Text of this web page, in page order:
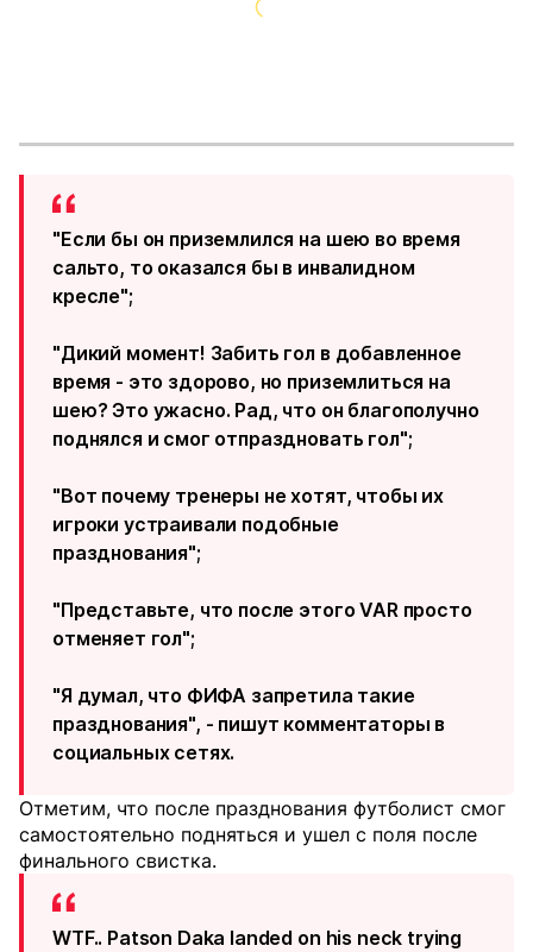
"Если бы он приземлился на шею во время
сальто, то оказался бы в инвалидном
кресле";
"Дикий момент! Забить гол в добавленное
время - это здорово, но приземлиться на
шею? Это ужасно. Рад, что он благополучно
поднялся и смог отпраздновать гол";
"Вот почему тренеры не хотят, чтобы их
игроки устраивали подобные
празднования";
"Представьте, что после этого VAR просто
отменяет гол";
"Я думал, что ФИФА запретила такие
празднования", - пишут комментаторы в
социальных сетях.
Отметим, что после празднования футболист смог
самостоятельно подняться и ушел с поля после
финального свистка.
WTF.. Patson Daka landed on his neck trying